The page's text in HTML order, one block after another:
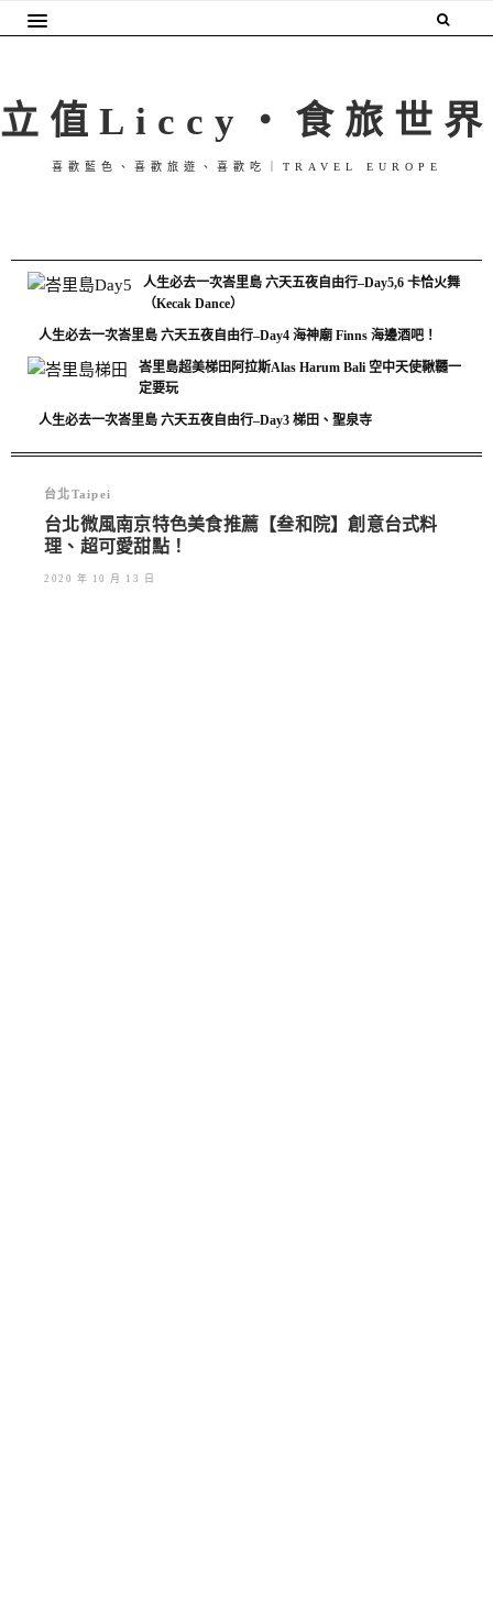
立值Liccy・食旅世界
喜歡藍色、喜歡旅遊、喜歡吃｜TRAVEL EUROPE
人生必去一次峇里島 六天五夜自由行–Day5,6 卡恰火舞
（Kecak Dance）
人生必去一次峇里島 六天五夜自由行–Day4 海神廟 Finns 海邊酒吧！
峇里島超美梯田阿拉斯Alas Harum Bali 空中天使鞦韆一
定要玩
人生必去一次峇里島 六天五夜自由行–Day3 梯田、聖泉寺
台北Taipei
台北微風南京特色美食推薦【叁和院】創意台式料
理、超可愛甜點！
2020 年 10 月 13 日